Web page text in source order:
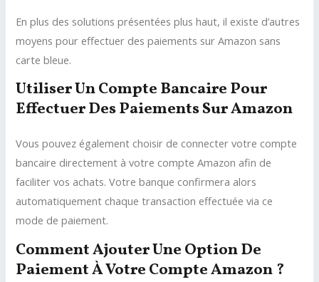
En plus des solutions présentées plus haut, il existe d’autres
moyens pour effectuer des paiements sur Amazon sans
carte bleue.
Utiliser Un Compte Bancaire Pour
Effectuer Des Paiements Sur Amazon
Vous pouvez également choisir de connecter votre compte
bancaire directement à votre compte Amazon afin de
faciliter vos achats. Votre banque confirmera alors
automatiquement chaque transaction effectuée via ce
mode de paiement.
Comment Ajouter Une Option De
Paiement À Votre Compte Amazon ?